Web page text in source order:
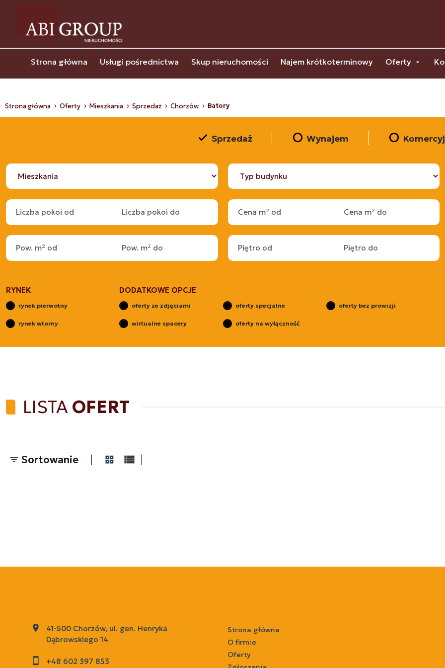
Strona główna Usługi pośrednictwa Skup nieruchomości Najem krótkoterminowy Oferty
Strona główna Oferty Mieszkania Sprzedaż Chorzów Batory
Sprzedaż Wynajem
RYNEK
rynek pierwotny
rynek wtorny
DODATKOWE OPCJE
oferty ze zdjęciami oferty specjalne oferty bez prowizji
wirtualne spacery oferty na wyłączność
LISTA OFERT
Sortowanie
tabela
lista
41-500 Chorzów, ul. gen. Henryka
Dąbrowskiego 14
+48 602 397 853
Strona główna
O firmie
Oferty